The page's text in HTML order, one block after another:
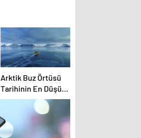
Arktik Buz Örtüsü
Tarihinin En Düşük
Seviyesinde